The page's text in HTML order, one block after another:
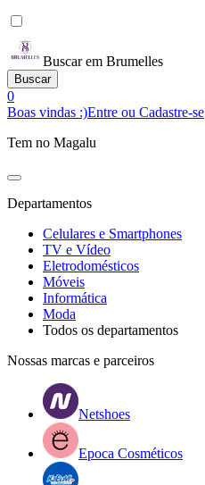
Buscar em Brumelles
Buscar
0
Boas vindas :)Entre ou Cadastre-se
Tem no Magalu
Departamentos
Celulares e Smartphones
TV e Vídeo
Eletrodomésticos
Móveis
Informática
Moda
Todos os departamentos
Nossas marcas e parceiros
Netshoes
Epoca Cosméticos